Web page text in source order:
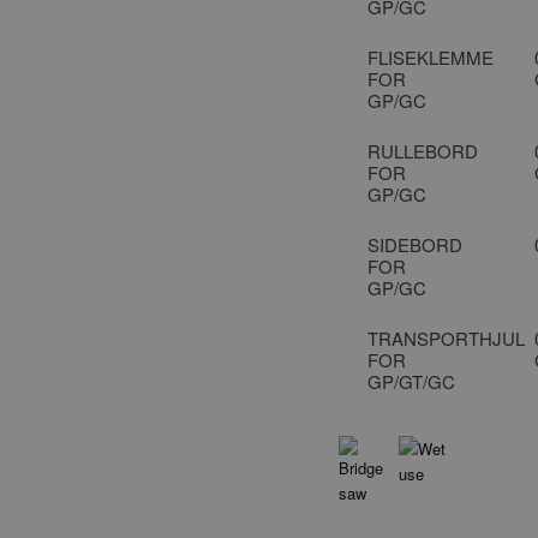
GP/GC
FLISEKLEMME
FOR
GP/GC
RULLEBORD
FOR
GP/GC
SIDEBORD
FOR
GP/GC
TRANSPORTHJUL
FOR
GP/GT/GC
mere